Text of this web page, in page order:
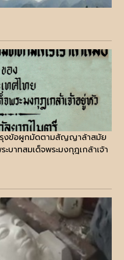
รุงข้อผูกมัดตามสัญญาล้าสมัย
ะบาทสมเด็จพระมงกุฎเกล้าเจ้า